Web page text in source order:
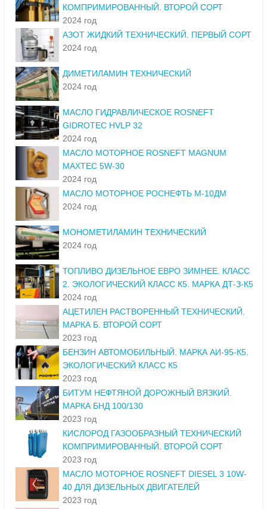
КОМПРИМИРОВАННЫЙ. ВТОРОЙ СОРТ
2024 год
АЗОТ ЖИДКИЙ ТЕХНИЧЕСКИЙ. ПЕРВЫЙ СОРТ
2024 год
ДИМЕТИЛАМИН ТЕХНИЧЕСКИЙ
2024 год
МАСЛО ГИДРАВЛИЧЕСКОЕ ROSNEFT
GIDROTEC HVLP 32
2024 год
МАСЛО МОТОРНОЕ ROSNEFT MAGNUM
MAXTEC 5W-30
2024 год
МАСЛО МОТОРНОЕ РОСНЕФТЬ М-10ДМ
2024 год
МОНОМЕТИЛАМИН ТЕХНИЧЕСКИЙ
2024 год
ТОПЛИВО ДИЗЕЛЬНОЕ ЕВРО ЗИМНЕЕ. КЛАСС
2. ЭКОЛОГИЧЕСКИЙ КЛАСС К5. МАРКА ДТ-З-К5
2024 год
АЦЕТИЛЕН РАСТВОРЕННЫЙ ТЕХНИЧЕСКИЙ.
МАРКА Б. ВТОРОЙ СОРТ
2023 год
БЕНЗИН АВТОМОБИЛЬНЫЙ. МАРКА АИ-95-К5.
ЭКОЛОГИЧЕСКИЙ КЛАСС К5
2023 год
БИТУМ НЕФТЯНОЙ ДОРОЖНЫЙ ВЯЗКИЙ.
МАРКА БНД 100/130
2023 год
КИСЛОРОД ГАЗООБРАЗНЫЙ ТЕХНИЧЕСКИЙ
КОМПРИМИРОВАННЫЙ. ВТОРОЙ СОРТ
2023 год
МАСЛО МОТОРНОЕ ROSNEFT DIESEL 3 10W-
40 ДЛЯ ДИЗЕЛЬНЫХ ДВИГАТЕЛЕЙ
2023 год